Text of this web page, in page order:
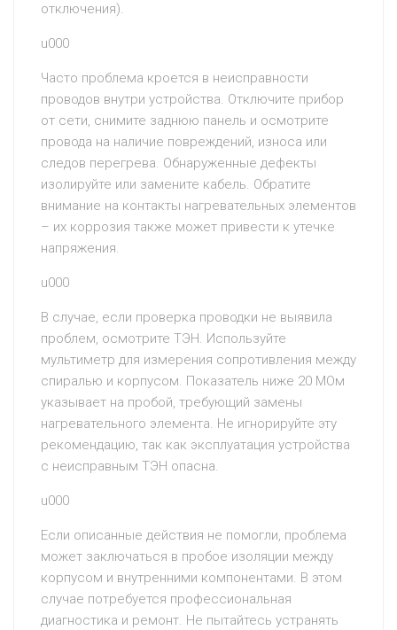
отключения).
u000
Часто проблема кроется в неисправности
проводов внутри устройства. Отключите прибор
от сети, снимите заднюю панель и осмотрите
провода на наличие повреждений, износа или
следов перегрева. Обнаруженные дефекты
изолируйте или замените кабель. Обратите
внимание на контакты нагревательных элементов
– их коррозия также может привести к утечке
напряжения.
u000
В случае, если проверка проводки не выявила
проблем, осмотрите ТЭН. Используйте
мультиметр для измерения сопротивления между
спиралью и корпусом. Показатель ниже 20 МОм
указывает на пробой, требующий замены
нагревательного элемента. Не игнорируйте эту
рекомендацию, так как эксплуатация устройства
с неисправным ТЭН опасна.
u000
Если описанные действия не помогли, проблема
может заключаться в пробое изоляции между
корпусом и внутренними компонентами. В этом
случае потребуется профессиональная
диагностика и ремонт. Не пытайтесь устранять